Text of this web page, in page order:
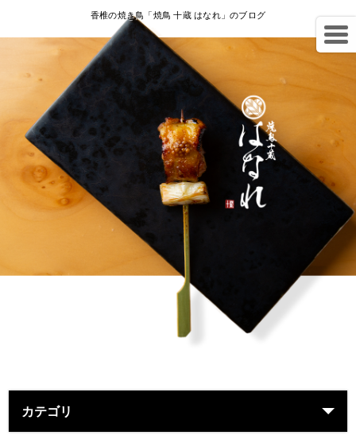
香椎の焼き鳥「焼鳥 十蔵 はなれ」のブログ
カテゴリ